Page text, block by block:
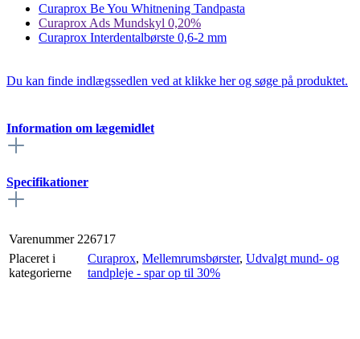
Curaprox Be You Whitnening Tandpasta
Curaprox Ads Mundskyl 0,20%
Curaprox Interdentalbørste 0,6-2 mm
Du kan finde indlægssedlen ved at klikke her og søge på produktet.
Information om lægemidlet
Specifikationer
Varenummer 226717
Placeret i
kategorierne
Curaprox, Mellemrumsbørster, Udvalgt mund- og
tandpleje - spar op til 30%